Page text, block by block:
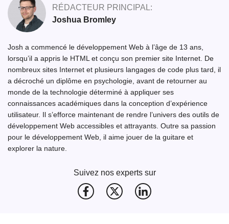
RÉDACTEUR PRINCIPAL:
Joshua Bromley
Josh a commencé le développement Web à l’âge de 13 ans,
lorsqu’il a appris le HTML et conçu son premier site Internet. De
nombreux sites Internet et plusieurs langages de code plus tard, il
a décroché un diplôme en psychologie, avant de retourner au
monde de la technologie déterminé à appliquer ses
connaissances académiques dans la conception d’expérience
utilisateur. Il s’efforce maintenant de rendre l’univers des outils de
développement Web accessibles et attrayants. Outre sa passion
pour le développement Web, il aime jouer de la guitare et
explorer la nature.
Suivez nos experts sur